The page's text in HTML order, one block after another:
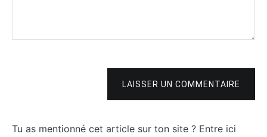
LAISSER UN COMMENTAIRE
Tu as mentionné cet article sur ton site ? Entre ici